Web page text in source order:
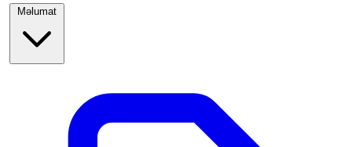
Məlumat